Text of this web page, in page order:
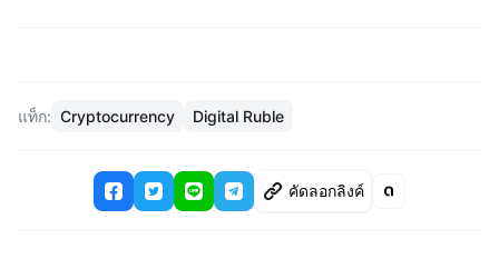
แท็ก: Cryptocurrency Digital Ruble
คัดลอกลิงค์